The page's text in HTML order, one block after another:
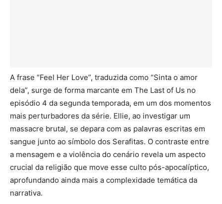
A frase “Feel Her Love”, traduzida como “Sinta o amor
dela”, surge de forma marcante em The Last of Us no
episódio 4 da segunda temporada, em um dos momentos
mais perturbadores da série. Ellie, ao investigar um
massacre brutal, se depara com as palavras escritas em
sangue junto ao símbolo dos Serafitas. O contraste entre
a mensagem e a violência do cenário revela um aspecto
crucial da religião que move esse culto pós-apocalíptico,
aprofundando ainda mais a complexidade temática da
narrativa.